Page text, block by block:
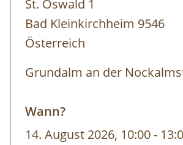
St. Oswald 1
Bad Kleinkirchheim 9546
Österreich
Grundalm an der
Wann?
14. August 2026, 10:00- bis